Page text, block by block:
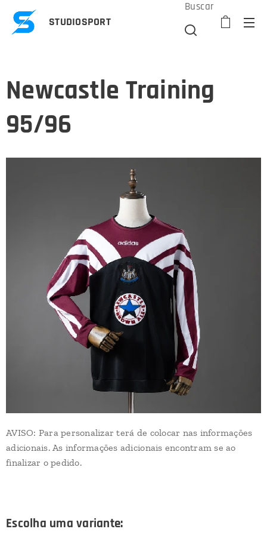
STUDIOSPORT
Buscar
Newcastle Training
95/96
AVISO: Para personalizar terá de colocar nas informações
adicionais. As informações adicionais encontram se ao
finalizar o pedido.
Escolha uma variante: